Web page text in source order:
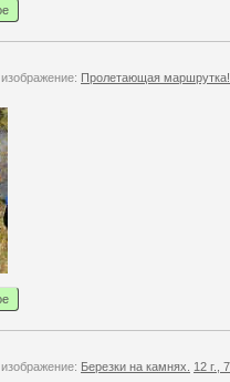
Пролетающая маршрутка!
Березки на камнях. 12 г.,